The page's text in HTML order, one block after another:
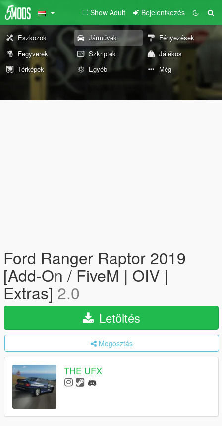
Show Adult Bejelentkezés
Eszközök Járművek
Fényezések
Fegyverek
Szkriptek
Játékos
Térképek
Egyéb Még
Ford Ranger Raptor 2019
[Add-On / FiveM | OIV |
Extras] 2.0
Letöltés
Megosztás
THE UFX